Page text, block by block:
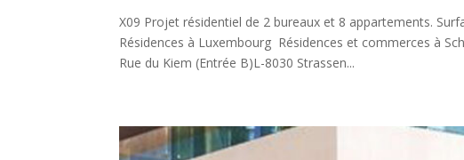
X09 Projet résidentiel de 2 bureaux et 8 appartements.
Résidences à Luxembourg Résidences et commerces à
Rue du Kiem (Entrée B)L-8030 Strassen...